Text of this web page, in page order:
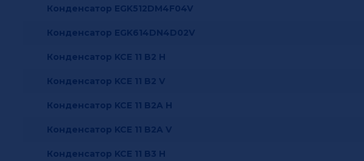
Конденсатор EGK512DM4F04V
Конденсатор EGK614DN4D02V
Конденсатор KCE 11 B2 H
Конденсатор KCE 11 B2 V
Конденсатор KCE 11 B2A H
Конденсатор KCE 11 B2A V
Конденсатор KCE 11 B3 H